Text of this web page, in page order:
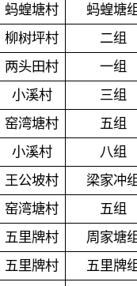
蚂蝗塘村
蚂蝗塘
柳树坪村
二组
两头田村
一组
小溪村
三组
窑湾塘村
五组
小溪村
八组
王公坡村
梁家冲
窑湾塘村
五组
五里牌村
周家塘
五里牌村
五里牌